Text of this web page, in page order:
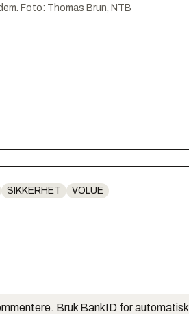
Foto: Thomas Brun, NTB
SIKKERHET VOLUE
Bruk BankID for automatisk